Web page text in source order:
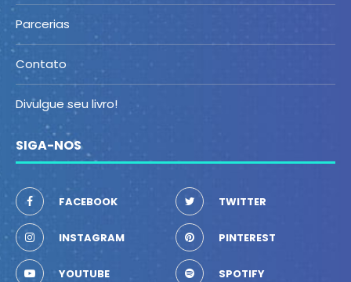
Parcerias
Contato
Divulgue seu livro!
SIGA-NOS
FACEBOOK TWITTER
INSTAGRAM PINTEREST
YOUTUBE SPOTIFY